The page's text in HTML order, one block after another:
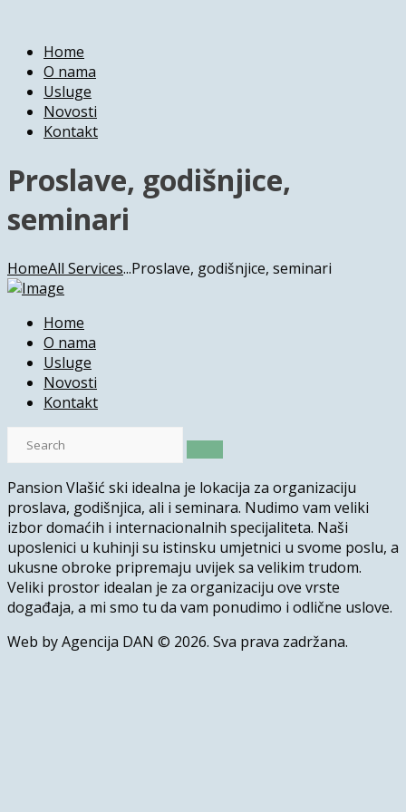
Home
O nama
Usluge
Novosti
Kontakt
Proslave, godišnjice,
seminari
HomeAll Services...Proslave, godišnjice, seminari
Home
O nama
Usluge
Novosti
Kontakt
Pansion Vlašić ski idealna je lokacija za organizaciju
proslava, godišnjica, ali i seminara. Nudimo vam veliki
izbor domaćih i internacionalnih specijaliteta. Naši
uposlenici u kuhinji su istinsku umjetnici u svome poslu, a
ukusne obroke pripremaju uvijek sa velikim trudom.
Veliki prostor idealan je za organizaciju ove vrste
događaja, a mi smo tu da vam ponudimo i odlične uslove.
Web by Agencija DAN © 2026. Sva prava zadržana.